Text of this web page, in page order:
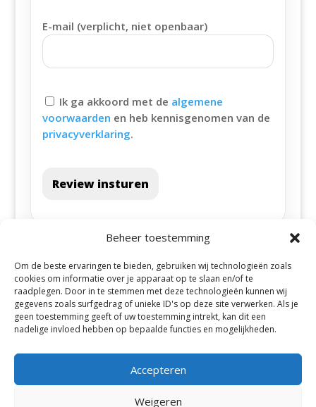
Beheer toestemming
Om de beste ervaringen te bieden, gebruiken wij technologieën zoals
cookies om informatie over je apparaat op te slaan en/of te
raadplegen. Door in te stemmen met deze technologieën kunnen wij
gegevens zoals surfgedrag of unieke ID's op deze site verwerken. Als je
geen toestemming geeft of uw toestemming intrekt, kan dit een
nadelige invloed hebben op bepaalde functies en mogelijkheden.
Accepteren
Weigeren
E-mail (verplicht, niet openbaar)
Ik ga akkoord met de algemene
voorwaarden en heb kennisgenomen van de
privacyverklaring.
Review insturen
Alle steden